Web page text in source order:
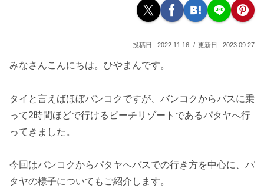
2022.11.16 2023.09.27
みなさんこんにちは。ひやまんです。
タイと言えばほぼバンコクですが、バンコクからバスに乗
って2時間ほどで行けるビーチリゾートであるパタヤへ行
ってきました。
今回はバンコクからパタヤへバスでの行き方を中心に、パ
タヤの様子についてもご紹介します。